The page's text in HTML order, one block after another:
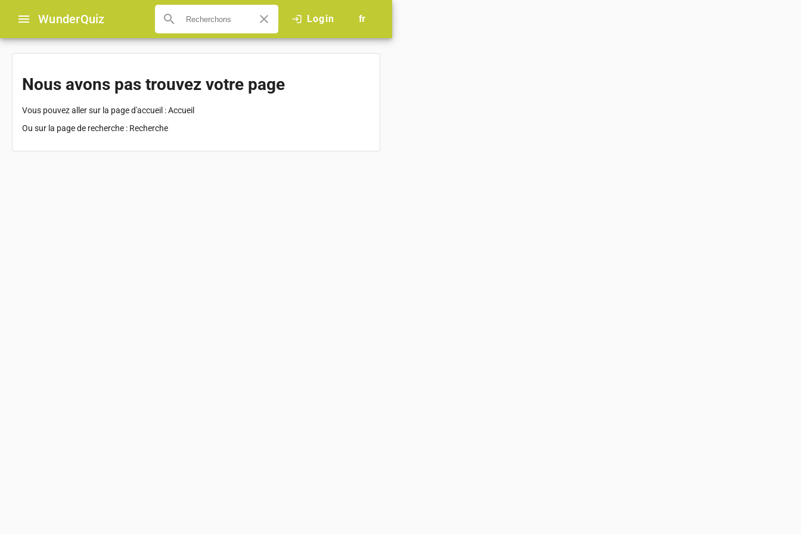
menu WunderQuiz search close login Login fr
Nous avons pas trouvez votre page
Vous pouvez aller sur la page d'accueil :Accueil
Ou sur la page de recherche : Recherche